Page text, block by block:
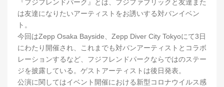
『フジフレンドパーク』とは、フジファブリックと友達また
は友達になりたいアーティストをお誘いする対バンイベン
ト。
今回はZepp Osaka Bayside、Zepp Diver City Tokyoにて3日
にわたり開催され、これまでも対バンアーティストとコラボ
レーションするなど、フジフレンドパークならではのステー
ジを披露している。ゲストアーティストは後日発表。
公演に関してはイベント開催における新型コロナウイルス感